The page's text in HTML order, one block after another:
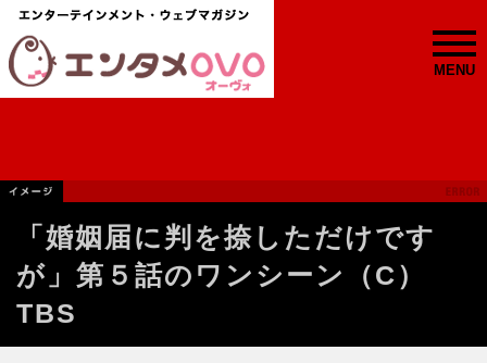
MENU
「婚姻届に判を捺しただけです
が」第５話のワンシーン（C）
TBS